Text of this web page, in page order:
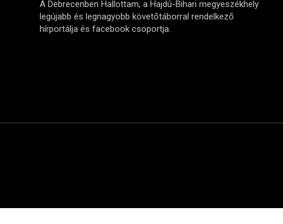
A Debrecenben Hallottam, a Hajdú-Bihari megyeszékhely
legújabb és legnagyobb követőtáborral rendelkező
hírportálja és facebook csoportja.